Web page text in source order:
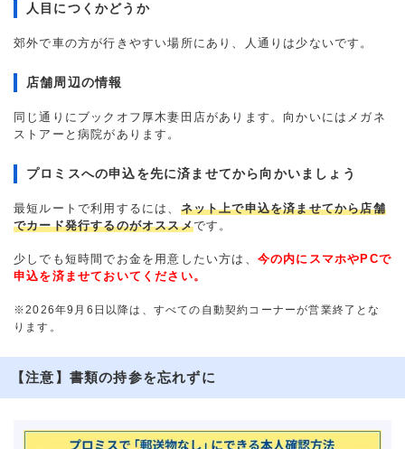
人目につくかどうか
郊外で車の方が行きやすい場所にあり、人通りは少ないです。
店舗周辺の情報
同じ通りにブックオフ厚木妻田店があります。向かいにはメガネ
ストアーと病院があります。
プロミスへの申込を先に済ませてから向かいましょう
最短ルートで利用するには、 ネット上で申込を済ませてから店舗
でカード発行するのがオススメです。
少しでも短時間でお金を用意したい方は、 今の内にスマホやPCで
申込を済ませておいてください。
※2026年9月6日以降は、すべての自動契約コーナーが営業終了とな
ります。
【注意】書類の持参を忘れずに